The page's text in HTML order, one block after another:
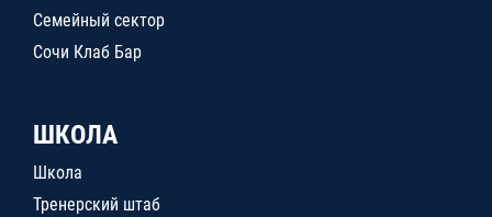
Семейный сектор
Сочи Клаб Бар
ШКОЛА
Школа
Тренерский штаб